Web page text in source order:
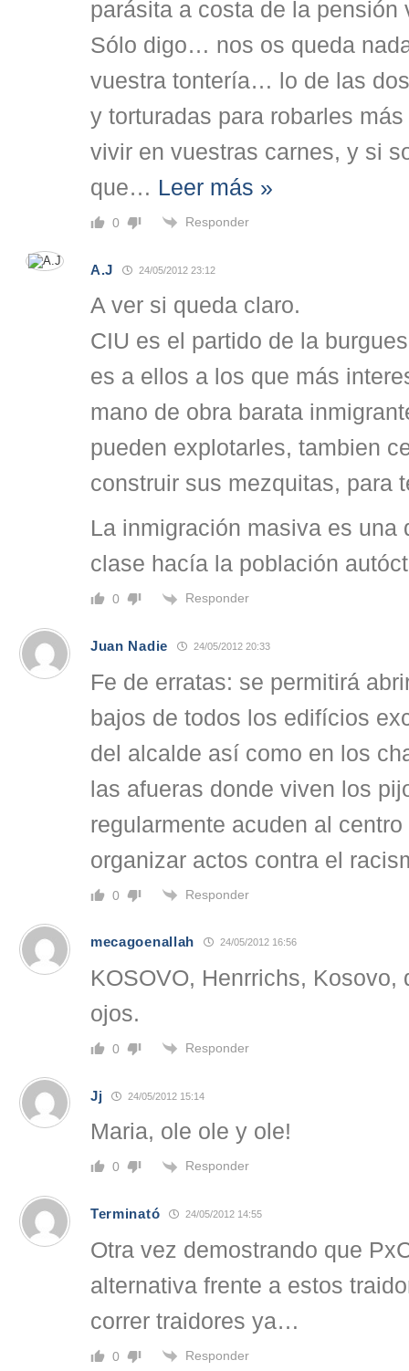
parásita a costa de la pensión
Sólo digo… nos os queda
vuestra tontería… lo de las
y torturadas para robarles
vivir en vuestras carnes, y si
que… Leer más »
0 Responder
A.J 24/05/2012 23:12
A ver si queda claro.
CIU es el partido de la
es a ellos a los que más
mano de obra barata
pueden explotarles, tambien
construir sus mezquitas, para
La inmigración masiva es una
clase hacía la población
0 Responder
Juan Nadie 24/05/2012 20:33
Fe de erratas: se permitirá
bajos de todos los edifícios
del alcalde así como en los
las afueras donde viven los
regularmente acuden al
organizar actos contra el
0 Responder
mecagoenallah 24/05/2012 16:56
KOSOVO, Henrrichs, Kosovo,
ojos.
0 Responder
Jj 24/05/2012 15:14
Maria, ole ole y ole!
0 Responder
Terminató 24/05/2012 14:55
Otra vez demostrando que
alternativa frente a estos
correr traidores ya…
0 Responder